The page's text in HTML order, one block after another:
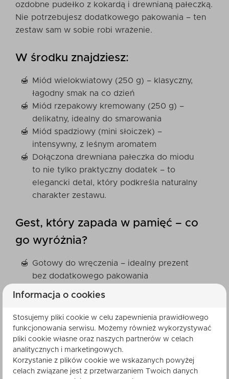
ozdobne pudełko z kokardą i drewnianą pałeczką.
Nie potrzebujesz dodatkowego pakowania – ten
zestaw sam w sobie robi wrażenie.
W środku znajdziesz:
Miód wielokwiatowy (250 g) – klasyczny,
łagodny smak na co dzień
Miód rzepakowy kremowany (250 g) –
delikatny, idealny do smarowania
Miód spadziowy (mini słoiczek) –
intensywny, z leśnym aromatem
Dołączona drewniana pałeczka do miodu
to nie tylko praktyczny dodatek – to
elegancki detal, który podkreśla naturalny
charakter zestawu.
Gest, który zapada w pamięć – co
go wyróżnia?
Gotowy do wręczenia – idealny prezent
bez dodatkowego pakowania
miłośnika miodu
Naturalne pochodzenie – bez
konserwantów i sztucznych dodatków
Eleganckie, estetyczne pudełko z kokardą
Świetny wybór na święta, urodziny,
podziękowania lub upominek firmowy
Informacja o cookies
Stosujemy pliki cookie w celu zapewnienia prawidłowego
funkcjonowania serwisu. Możemy również wykorzystywać
pliki cookie własne oraz naszych partnerów w celach
analitycznych i marketingowych.
Korzystanie z plików cookie we wskazanych powyżej
celach związane jest z przetwarzaniem Twoich danych